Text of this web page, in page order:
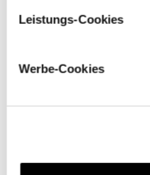
Leistungs-Cookies
Werbe-Cookies